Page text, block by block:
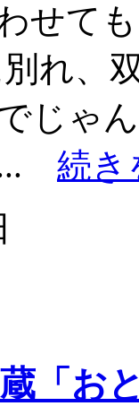
せて
れ、
じゃ
続き
「お